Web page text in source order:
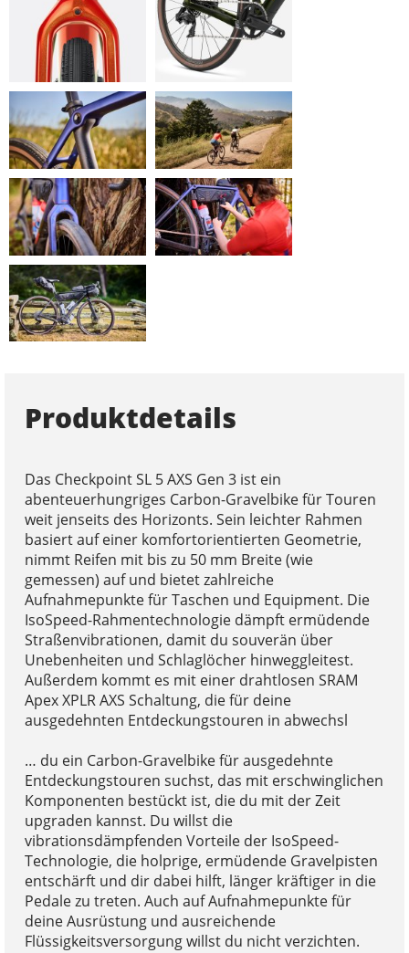
Produktdetails
Das Checkpoint SL 5 AXS Gen 3 ist ein
abenteuerhungriges Carbon-Gravelbike für Touren
weit jenseits des Horizonts. Sein leichter Rahmen
basiert auf einer komfortorientierten Geometrie,
nimmt Reifen mit bis zu 50 mm Breite (wie
gemessen) auf und bietet zahlreiche
Aufnahmepunkte für Taschen und Equipment. Die
IsoSpeed-Rahmentechnologie dämpft ermüdende
Straßenvibrationen, damit du souverän über
Unebenheiten und Schlaglöcher hinweggleitest.
Außerdem kommt es mit einer drahtlosen SRAM
Apex XPLR AXS Schaltung, die für deine
ausgedehnten Entdeckungstouren in abwechsl
… du ein Carbon-Gravelbike für ausgedehnte
Entdeckungstouren suchst, das mit erschwinglichen
Komponenten bestückt ist, die du mit der Zeit
upgraden kannst. Du willst die
vibrationsdämpfenden Vorteile der IsoSpeed-
Technologie, die holprige, ermüdende Gravelpisten
entschärft und dir dabei hilft, länger kräftiger in die
Pedale zu treten. Auch auf Aufnahmepunkte für
deine Ausrüstung und ausreichende
Flüssigkeitsversorgung willst du nicht verzichten.